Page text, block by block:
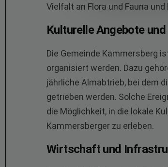
Vielfalt an Flora und Fauna
Kulturelle Angebote
Die Gemeinde Kammersberg
organisiert werden. Dazu
jährliche Almabtrieb, bei dem
getrieben werden. Solche
die Möglichkeit, in die lokale
Kammersberger zu erleben.
Wirtschaft und